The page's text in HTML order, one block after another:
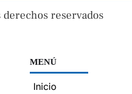
derechos reservados
MENÚ
Inicio